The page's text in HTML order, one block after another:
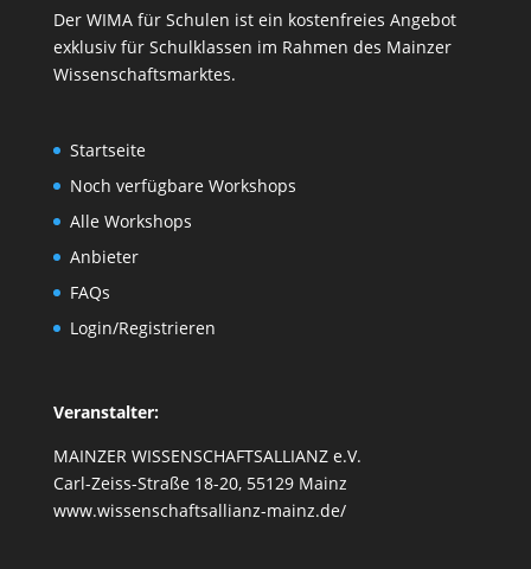
Der WIMA für Schulen ist ein kostenfreies Angebot
exklusiv für Schulklassen im Rahmen des Mainzer
Wissenschaftsmarktes.
Startseite
Noch verfügbare Workshops
Alle Workshops
Anbieter
FAQs
Login/Registrieren
Veranstalter:
MAINZER WISSENSCHAFTSALLIANZ e.V.
Carl-Zeiss-Straße 18-20, 55129 Mainz
www.wissenschaftsallianz-mainz.de/